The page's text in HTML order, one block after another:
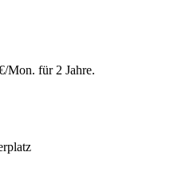
Mon. für 2 Jahre.